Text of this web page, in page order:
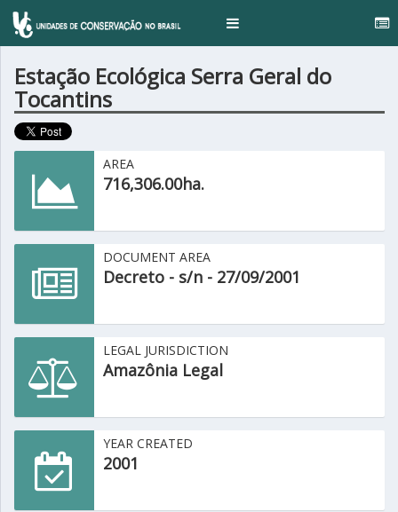
Toggle
Estação Ecológica Serra Geral do
Tocantins
AREA
716,306.00ha.
DOCUMENT AREA
Decreto - s/n - 27/09/2001
LEGAL JURISDICTION
Amazônia Legal
YEAR CREATED
2001